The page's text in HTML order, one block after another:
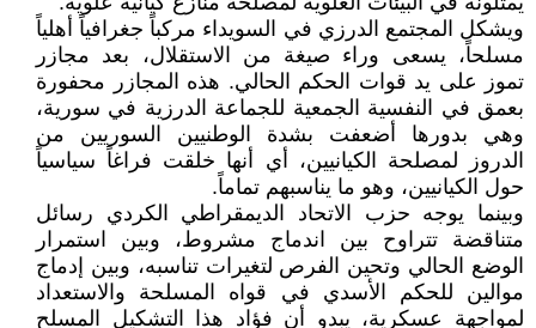
ويشكل المجتمع الدرزي في السويداء مركباً جغرافياً أهلياً
مسلحاً، يسعى وراء صيغة من الاستقلال، بعد مجازر
تموز على يد قوات الحكم الحالي. هذه المجازر محفورة
بعمق في النفسية الجمعية للجماعة الدرزية في سورية،
وهي بدورها أضعفت بشدة الوطنيين السوريين من
الدروز لمصلحة الكيانيين، أي أنها خلقت فراغاً سياسياً
حول الكيانيين، وهو ما يناسبهم تماماً.
وبينما يوجه حزب الاتحاد الديمقراطي الكردي رسائل
متناقضة تتراوح بين اندماج مشروط، وبين استمرار
الوضع الحالي وتحين الفرص لتغيرات تناسبه، وبين إدماج
موالين للحكم الأسدي في قواه المسلحة والاستعداد
لمواجهة عسكرية، يبدو أن فؤاد هذا التشكيل المسلح